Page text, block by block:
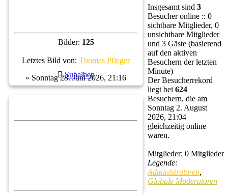
Bilder: 125
Letztes Bild von: Thomas Pfleger
» Sonntag 28. Juni 2026, 21:16
Subalben
Insgesamt sind 3
Besucher online :: 0
sichtbare Mitglieder, 0
unsichtbare Mitglieder
und 3 Gäste (basierend
auf den aktiven
Besuchern der letzten
Minute)
Der Besucherrekord
liegt bei 624
Besuchern, die am
Sonntag 2. August
2026, 21:04
gleichzeitig online
waren.
Mitglieder: 0 Mitglieder
Legende:
Administratoren
Globale Moderatoren